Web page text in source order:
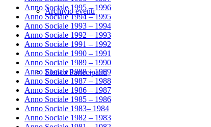
Archivio eventi
Elenco Partecipanti
Anno Sociale 1995 – 1996
Anno Sociale 1994 – 1995
Anno Sociale 1993 – 1994
Anno Sociale 1992 – 1993
Anno Sociale 1991 – 1992
Anno Sociale 1990 – 1991
Anno Sociale 1989 – 1990
Anno Sociale 1988 – 1989
Anno Sociale 1987 – 1988
Anno Sociale 1986 – 1987
Anno Sociale 1985 – 1986
Anno Sociale 1983– 1984
Anno Sociale 1982 – 1983